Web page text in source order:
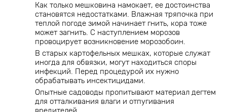
Как только мешковина намокает, ее достоинства
становятся недостатками. Влажная тряпочка при
теплой погоде зимой начинает гнить, кора тоже
может загнить. С наступлением морозов
провоцирует возникновение морозобоин.
В старых картофельных мешках, которые служат
иногда для обвязки, могут находиться споры
инфекций. Перед процедурой их нужно
обрабатывать инсектицидами.
Опытные садоводы пропитывают материал дегтем
для отталкивания влаги и отпугивания